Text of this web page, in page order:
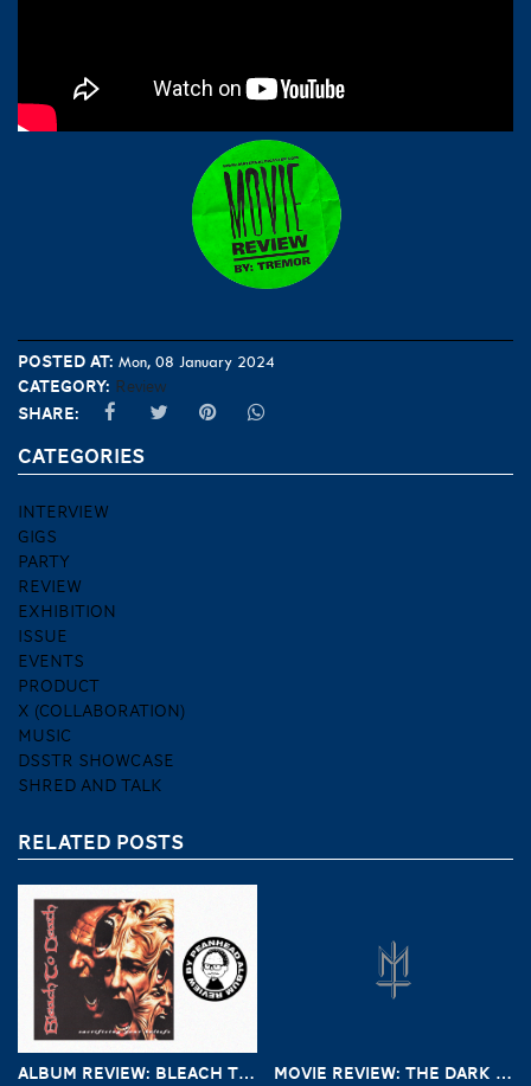
Posted at: Mon, 08 January 2024
Category: Review
Share:
CATEGORIES
INTERVIEW
GIGS
PARTY
REVIEW
EXHIBITION
ISSUE
EVENTS
PRODUCT
X (COLLABORATION)
MUSIC
DSSTR SHOWCASE
SHRED AND TALK
RELATED POSTS
ALBUM REVIEW: BLEACH TO DEATH – SACRIFICING YOUR BELIEFS MOVIE REVIEW: THE DARK AND THE WICKED (2020)